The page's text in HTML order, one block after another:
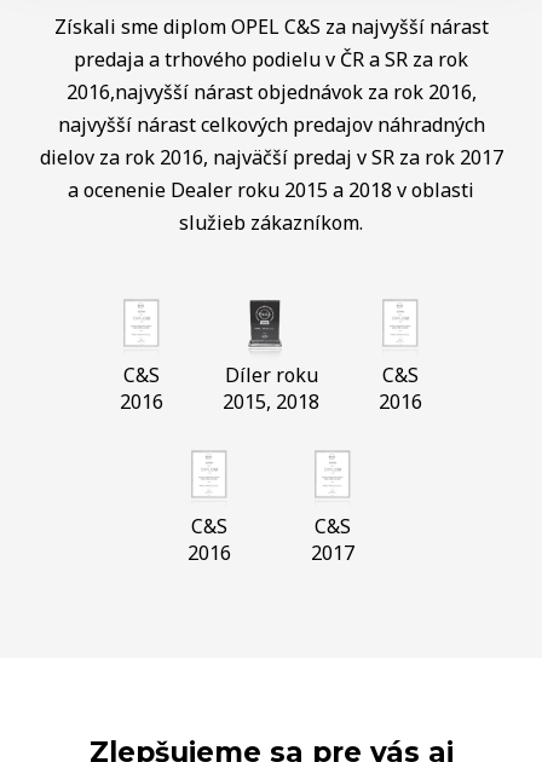
Získali sme diplom OPEL C&S za najvyšší nárast
predaja a trhového podielu v ČR a SR za rok
2016,najvyšší nárast objednávok za rok 2016,
najvyšší nárast celkových predajov náhradných
dielov za rok 2016, najväčší predaj v SR za rok 2017
a ocenenie Dealer roku 2015 a 2018 v oblasti
služieb zákazníkom.
C&S
2016
Díler roku
2015, 2018
C&S
2016
C&S
2016
C&S
2017
Zlepšujeme sa pre vás aj